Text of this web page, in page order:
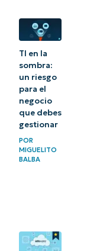
TI en la
sombra:
un riesgo
para el
negocio
que debes
gestionar
POR
MIGUELITO
BALBA